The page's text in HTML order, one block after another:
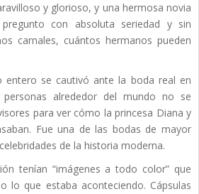
y glorioso, y una hermosa novia
con absoluta seriedad y sin
carnales, cuántos hermanos pueden
se cautivó ante la boda real en
personas alrededor del mundo no se
para ver cómo la princesa Diana y
Fue una de las bodas de mayor
de la historia moderna.
tenían “imágenes a todo color” que
lo que estaba aconteciendo. Cápsulas